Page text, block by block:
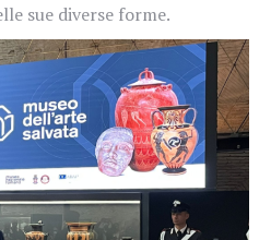
sue diverse forme.